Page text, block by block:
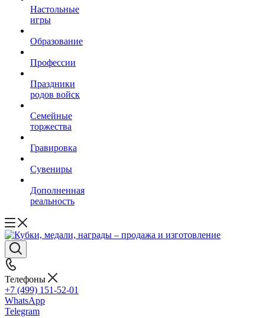
Настольные
игры
Образование
Профессии
Праздники
родов войск
Семейные
торжества
Гравировка
Сувениры
Дополненная
реальность
Телефоны
+7 (499) 151-52-01
WhatsApp
Telegram